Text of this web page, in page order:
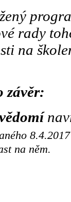
rady
na
závěr: